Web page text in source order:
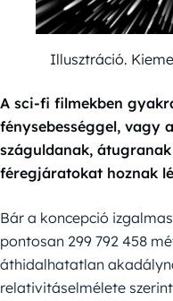
Illusztráció.
A sci-fi filmekben
fénysebességgel, vagy
száguldanak,
féregjáratokat hoznak
Bár a koncepció
pontosan 299 792 458
áthidalhatatlan
relativitáselmélete